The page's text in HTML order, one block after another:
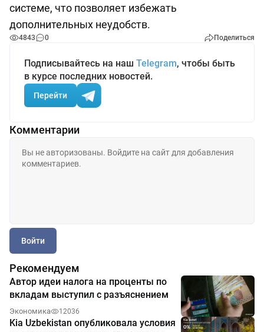
системе, что позволяет избежать
дополнительных неудобств.
4843 0 Поделиться
Подписывайтесь на наш Telegram, чтобы быть
в курсе последних новостей.
Перейти
Комментарии
Войти
Рекомендуем
Автор идеи налога на проценты по
вкладам выступил с разъяснением
Экономика 12036
Kia Uzbekistan опубликовала условия